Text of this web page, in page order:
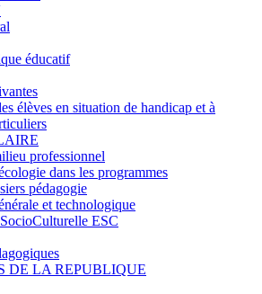
éducatif
élèves en situation de handicap et à
professionnel
dans les programmes
pédagogie
et technologique
ESC
DE LA REPUBLIQUE